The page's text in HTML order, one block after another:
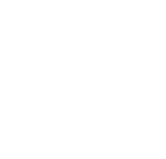
তারেক রহমানের,গ্যাস সঙ্কট